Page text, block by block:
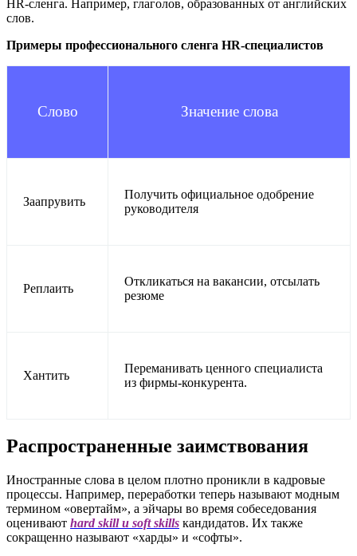
HR-сленга. Например, глаголов, образованных от английских
слов.
Примеры профессионального сленга HR-специалистов
Слово Значение слова
Заапрувить
Получить официальное одобрение
руководителя
Реплаить
Откликаться на вакансии, отсылать
резюме
Хантить
Переманивать ценного специалиста
из фирмы-конкурента.
Распространенные заимствования
Иностранные слова в целом плотно проникли в кадровые
процессы. Например, переработки теперь называют модным
термином «овертайм», а эйчары во время собеседования
оценивают hard skill и soft skills кандидатов. Их также
сокращенно называют «харды» и «софты».